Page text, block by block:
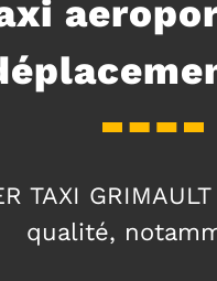
TAXI
qualité,